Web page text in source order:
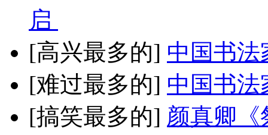
启
[高兴最多的] 中国书法
[难过最多的] 中国书法
[搞笑最多的] 颜真卿《